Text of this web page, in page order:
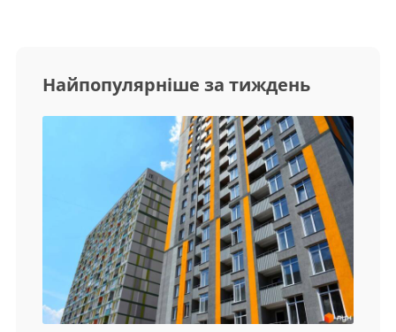
Найпопулярніше за тиждень